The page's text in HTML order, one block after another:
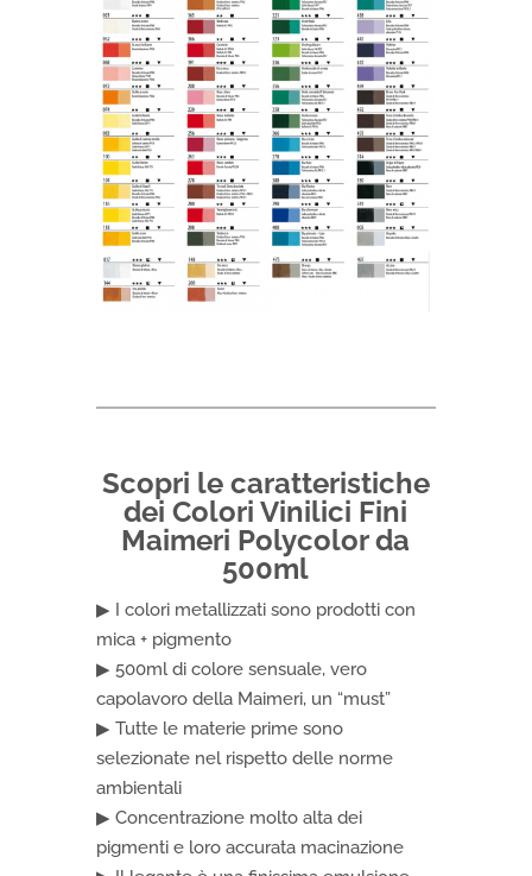
Scopri le caratteristiche
dei Colori Vinilici Fini
Maimeri Polycolor da
500ml
▶ I colori metallizzati sono prodotti con
mica + pigmento
▶ 500ml di colore sensuale, vero
capolavoro della Maimeri, un “must”
▶ Tutte le materie prime sono
selezionate nel rispetto delle norme
ambientali
▶ Concentrazione molto alta dei
pigmenti e loro accurata macinazione